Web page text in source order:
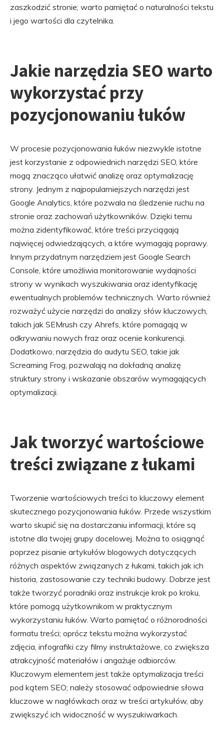
zaszkodzić stronie; warto pamiętać o naturalności tekstu
i jego wartości dla czytelnika.
Jakie narzędzia SEO warto
wykorzystać przy
pozycjonowaniu łuków
W procesie pozycjonowania łuków niezwykle istotne
jest korzystanie z odpowiednich narzędzi SEO, które
mogą znacząco ułatwić analizę oraz optymalizację
strony. Jednym z najpopularniejszych narzędzi jest
Google Analytics, które pozwala na śledzenie ruchu na
stronie oraz zachowań użytkowników. Dzięki temu
można zidentyfikować, które treści przyciągają
najwięcej odwiedzających, a które wymagają poprawy.
Innym przydatnym narzędziem jest Google Search
Console, które umożliwia monitorowanie wydajności
strony w wynikach wyszukiwania oraz identyfikację
ewentualnych problemów technicznych. Warto również
rozważyć użycie narzędzi do analizy słów kluczowych,
takich jak SEMrush czy Ahrefs, które pomagają w
odkrywaniu nowych fraz oraz ocenie konkurencji.
Dodatkowo, narzędzia do audytu SEO, takie jak
Screaming Frog, pozwalają na dokładną analizę
struktury strony i wskazanie obszarów wymagających
optymalizacji.
Jak tworzyć wartościowe
treści związane z łukami
Tworzenie wartościowych treści to kluczowy element
skutecznego pozycjonowania łuków. Przede wszystkim
warto skupić się na dostarczaniu informacji, które są
istotne dla twojej grupy docelowej. Można to osiągnąć
poprzez pisanie artykułów blogowych dotyczących
różnych aspektów związanych z łukami, takich jak ich
historia, zastosowanie czy techniki budowy. Dobrze jest
także tworzyć poradniki oraz instrukcje krok po kroku,
które pomogą użytkownikom w praktycznym
wykorzystaniu łuków. Warto pamiętać o różnorodności
formatu treści; oprócz tekstu można wykorzystać
zdjęcia, infografiki czy filmy instruktażowe, co zwiększa
atrakcyjność materiałów i angażuje odbiorców.
Kluczowym elementem jest także optymalizacja treści
pod kątem SEO; należy stosować odpowiednie słowa
kluczowe w nagłówkach oraz w treści artykułów, aby
zwiększyć ich widoczność w wyszukiwarkach.